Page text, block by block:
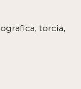
torcia,